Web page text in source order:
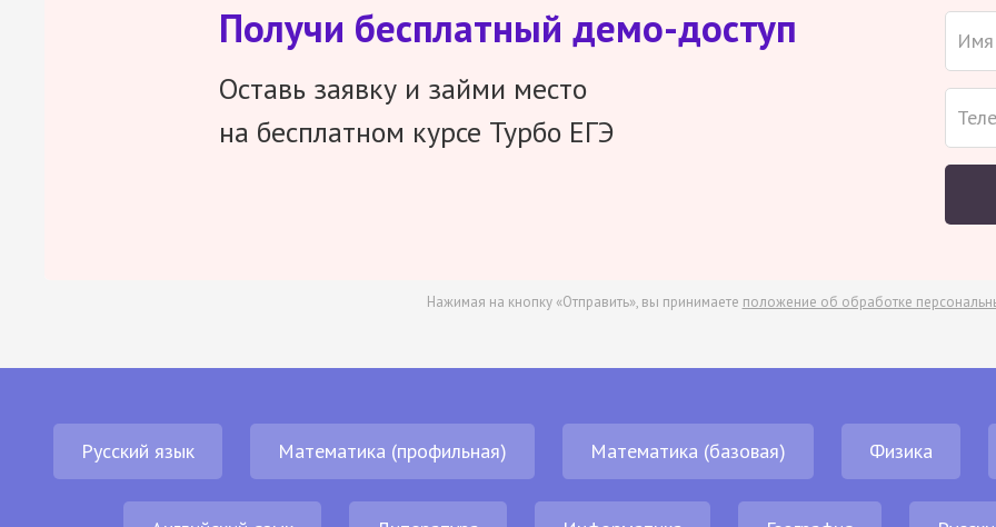
Получи бесплатный демо-доступ
Оставь заявку и займи место
на бесплатном курсе Турбо ЕГЭ
Нажимая на кнопку «Отправить», вы принимаете положение об обработке
Русский язык Математика (профильная) Математика (базовая) Физика